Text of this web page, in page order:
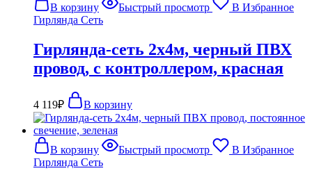
В корзину Быстрый просмотр
В Избранное
Гирлянда Сеть
Гирлянда-сеть 2х4м, черный ПВХ
провод, с контроллером, красная
4 119₽ В корзину
В корзину Быстрый просмотр
В Избранное
Гирлянда Сеть